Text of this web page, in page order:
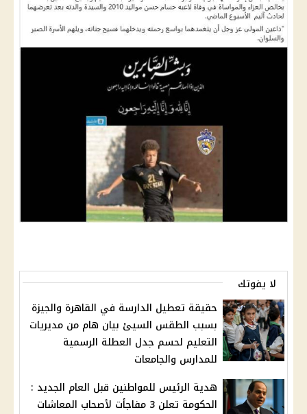
لا يفوتك
حقيقة تعطيل الدارسة في القاهرة والجيزة
بسبب الطقس السيئ بيان هام من مديريات
التعليم لحسم جدل العطلة الرسمية
للمدارس والجامعات
هدية الرئيس للمواطنين قبل العام الجديد :
الحكومة تعلن 3 مفاجأت لأصحاب المعاشات